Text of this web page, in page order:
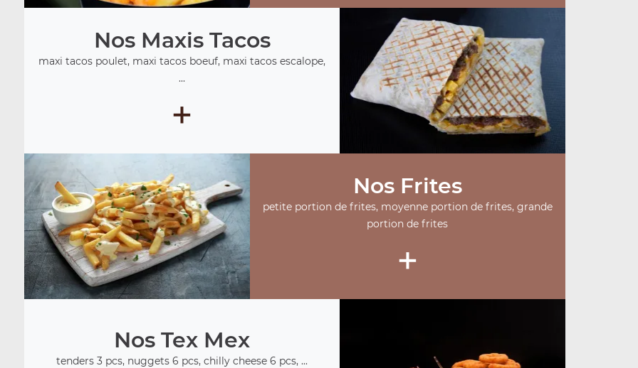
Nos Maxis Tacos
maxi tacos poulet, maxi tacos boeuf, maxi tacos escalope,
...
+
Nos Frites
petite portion de frites, moyenne portion de frites, grande
portion de frites
+
Nos Tex Mex
tenders 3 pcs, nuggets 6 pcs, chilly cheese 6 pcs, ...